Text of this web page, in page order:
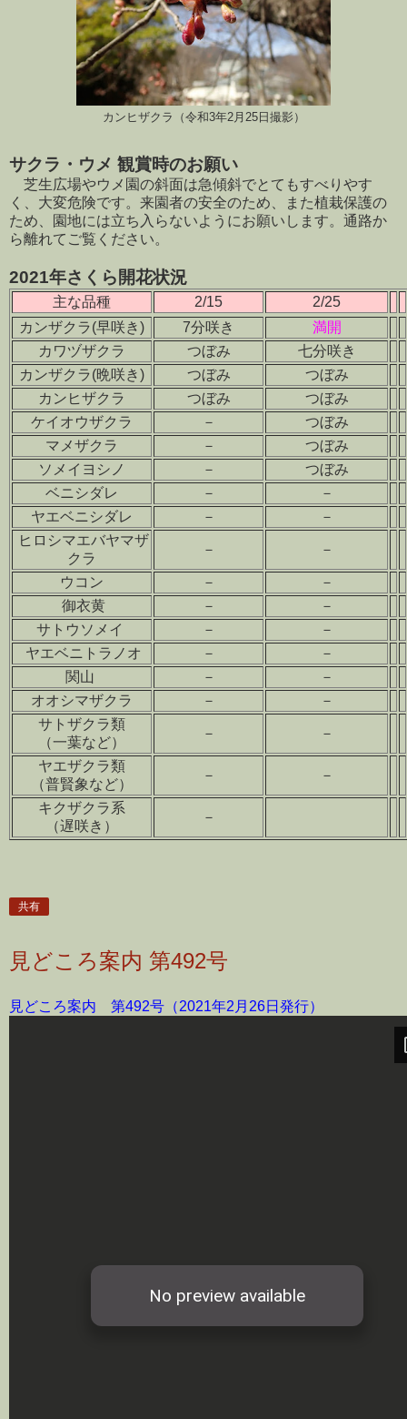
カンヒザクラ（令和3年2月25日撮影）
サクラ・ウメ 観賞時のお願い
芝生広場やウメ園の斜面は急傾斜でとてもすべりやす
く、大変危険です。来園者の安全のため、また植栽保護の
ため、園地には立ち入らないようにお願いします。通路か
ら離れてご覧ください。
2021年さくら開花状況
主な品種 2/15
2/25
カンザクラ(早咲き)
7分咲き
満開
カワヅザクラ
つぼみ
七分咲き
カンザクラ(晩咲き)
つぼみ
つぼみ
カンヒザクラ
つぼみ
つぼみ
ケイオウザクラ
－
つぼみ
マメザクラ
－
つぼみ
ソメイヨシノ
－
つぼみ
ベニシダレ
－
－
ヤエベニシダレ
－
－
ヒロシマエバヤマザ
クラ
－ －
ウコン －
－
御衣黄
－
－
サトウソメイ
－
－
ヤエベニトラノオ
－
－
関山
－
－
オオシマザクラ
－
－
サトザクラ類
（一葉など）
－ －
ヤエザクラ類
（普賢象など）
－ －
キクザクラ系
（遅咲き）
－
共有
見どころ案内 第492号
見どころ案内 第492号（2021年2月26日発行）